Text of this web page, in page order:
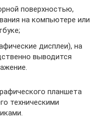
поверхностью,
на компьютере или
дисплеи), на
выводится
планшета
техническими